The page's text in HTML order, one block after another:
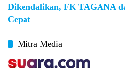
Dikendalikan, FK TAGANA
Cepat
Mitra Media